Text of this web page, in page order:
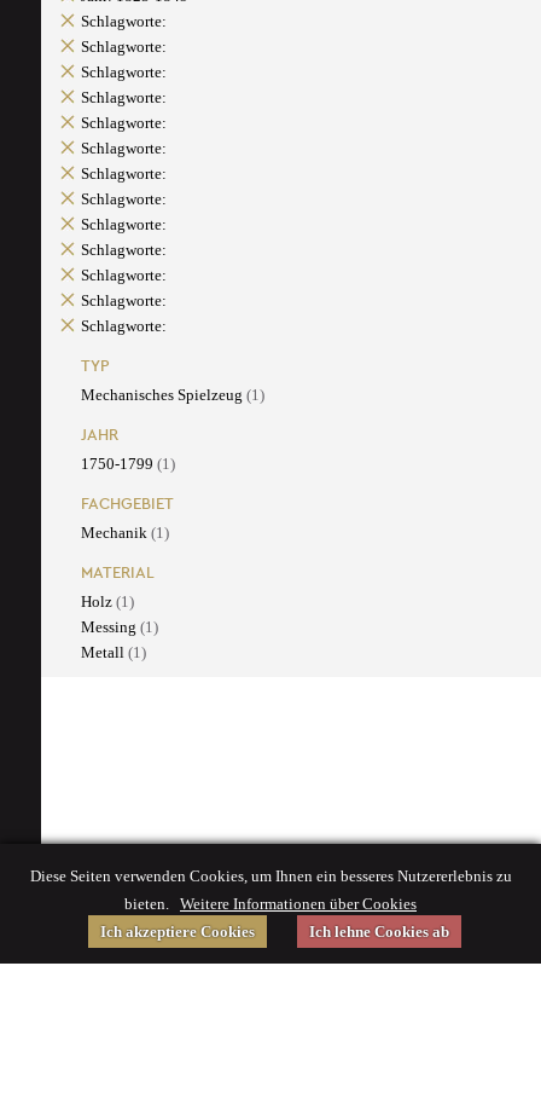
Schlagworte:
Schlagworte:
Schlagworte:
Schlagworte:
Schlagworte:
Schlagworte:
Schlagworte:
Schlagworte:
Schlagworte:
Schlagworte:
Schlagworte:
Schlagworte:
Schlagworte:
TYP
Mechanisches Spielzeug (1)
JAHR
1750-1799 (1)
FACHGEBIET
Mechanik (1)
MATERIAL
Holz (1)
Messing (1)
Metall (1)
Diese Seiten verwenden Cookies, um Ihnen ein besseres Nutzererlebnis zu
bieten. Weitere Informationen über Cookies
Ich akzeptiere Cookies
Ich lehne Cookies ab